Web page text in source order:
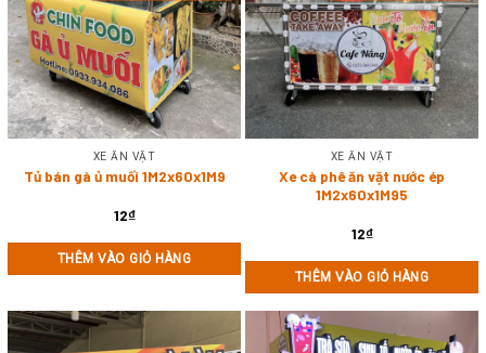
XE ĂN VẶT
Tủ bán gà ủ muối 1M2x60x1M9
12₫
THÊM VÀO GIỎ HÀNG
XE ĂN VẶT
Xe cà phê ăn vặt nước ép
1M2x60x1M95
12₫
THÊM VÀO GIỎ HÀNG